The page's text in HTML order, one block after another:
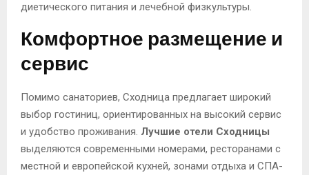
диетического питания и лечебной физкультуры.
Комфортное размещение и
сервис
Помимо санаториев, Сходница предлагает широкий
выбор гостиниц, ориентированных на высокий сервис
и удобство проживания. Лучшие отели Сходницы
выделяются современными номерами, ресторанами с
местной и европейской кухней, зонами отдыха и СПА-